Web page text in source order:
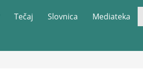
Tečaj Slovnica Mediateka